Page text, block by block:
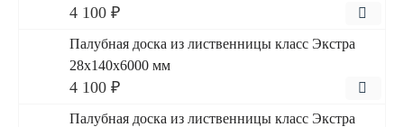
4 100 ₽
Палубная доска из лиственницы класс Экстра
28x140x6000 мм
4 100 ₽
Палубная доска из лиственницы класс Экстра